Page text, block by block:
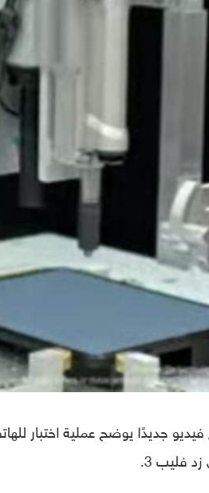
جديدًا يوضح عملية اختبار